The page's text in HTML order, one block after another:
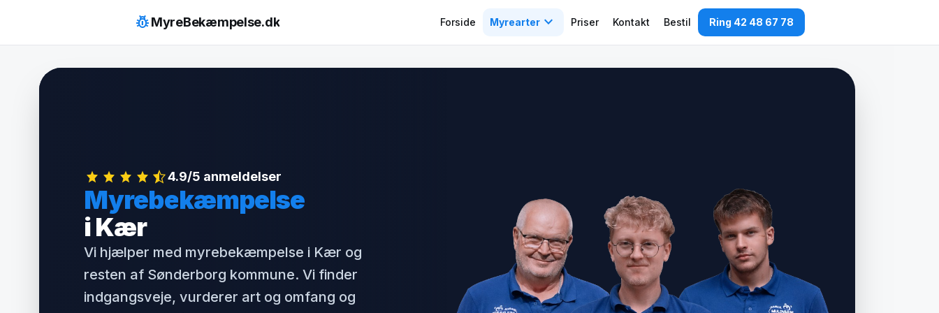
indhold
pest_controlMyreBekæmpelse.dk Forside Myrearter expand_more Priser Kontakt Bestil Ring 42 48 67 78
4.9/5 anmeldelser
Myrebekæmpelse
i Kær
Vi hjælper med myrebekæmpelse i Kær og
resten af Sønderborg kommune. Vi finder
indgangsveje, vurderer art og omfang og